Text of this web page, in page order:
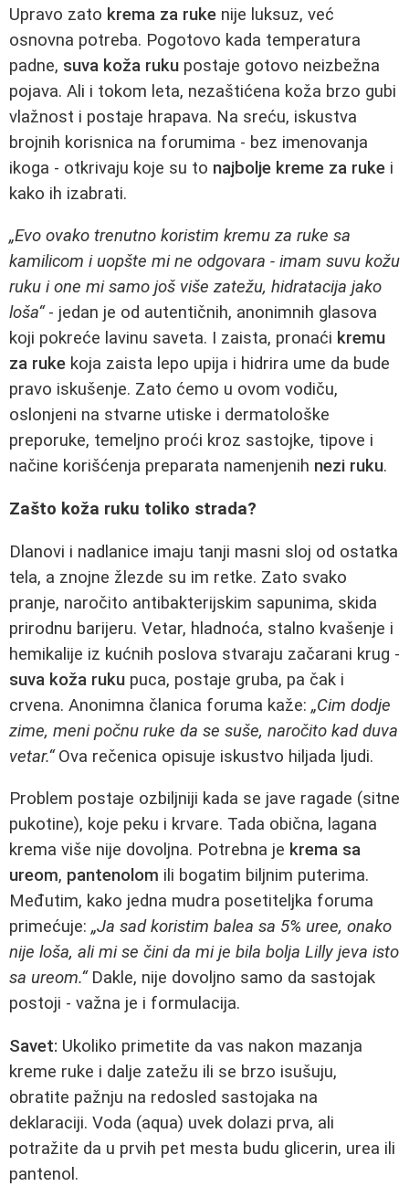
Upravo zato krema za ruke nije luksuz, već
osnovna potreba. Pogotovo kada temperatura
padne, suva koža ruku postaje gotovo neizbežna
pojava. Ali i tokom leta, nezaštićena koža brzo gubi
vlažnost i postaje hrapava. Na sreću, iskustva
brojnih korisnica na forumima - bez imenovanja
ikoga - otkrivaju koje su to najbolje kreme za ruke i
kako ih izabrati.
„Evo ovako trenutno koristim kremu za ruke sa
kamilicom i uopšte mi ne odgovara - imam suvu kožu
ruku i one mi samo još više zatežu, hidratacija jako
loša“- jedan je od autentičnih, anonimnih glasova
koji pokreće lavinu saveta. I zaista, pronaći kremu
za ruke koja zaista lepo upija i hidrira ume da bude
pravo iskušenje. Zato ćemo u ovom vodiču,
oslonjeni na stvarne utiske i dermatološke
preporuke, temeljno proći kroz sastojke, tipove i
načine korišćenja preparata namenjenih nezi ruku.
Zašto koža ruku toliko strada?
Dlanovi i nadlanice imaju tanji masni sloj od ostatka
tela, a znojne žlezde su im retke. Zato svako
pranje, naročito antibakterijskim sapunima, skida
prirodnu barijeru. Vetar, hladnoća, stalno kvašenje i
hemikalije iz kućnih poslova stvaraju začarani krug -
suva koža ruku puca, postaje gruba, pa čak i
crvena. Anonimna članica foruma kaže: „Cim dodje
zime, meni počnu ruke da se suše, naročito kad duva
vetar.“Ova rečenica opisuje iskustvo hiljada ljudi.
Problem postaje ozbiljniji kada se jave ragade (sitne
pukotine), koje peku i krvare. Tada obična, lagana
krema više nije dovoljna. Potrebna je krema sa
ureom, pantenolom ili bogatim biljnim puterima.
Međutim, kako jedna mudra posetiteljka foruma
primećuje: „Ja sad koristim balea sa 5% uree, onako
nije loša, ali mi se čini da mi je bila bolja Lilly jeva isto
sa ureom.“Dakle, nije dovoljno samo da sastojak
postoji - važna je i formulacija.
Savet: Ukoliko primetite da vas nakon mazanja
kreme ruke i dalje zatežu ili se brzo isušuju,
obratite pažnju na redosled sastojaka na
deklaraciji. Voda (aqua) uvek dolazi prva, ali
potražite da u prvih pet mesta budu glicerin, urea ili
pantenol.